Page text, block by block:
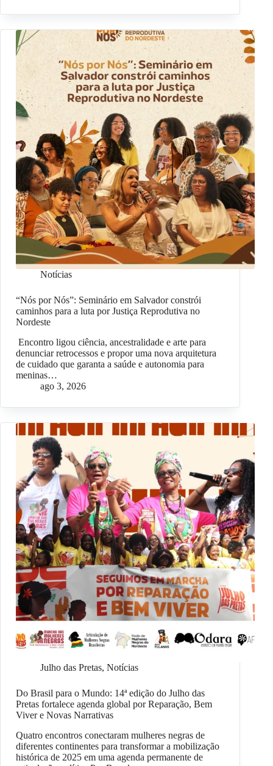
Notícias
“Nós por Nós”: Seminário em Salvador constrói
caminhos para a luta por Justiça Reprodutiva no
Nordeste
Encontro ligou ciência, ancestralidade e arte para
denunciar retrocessos e propor uma nova arquitetura
de cuidado que garanta a saúde e autonomia para
meninas…
ago 3, 2026
Julho das Pretas, Notícias
Do Brasil para o Mundo: 14ª edição do Julho das
Pretas fortalece agenda global por Reparação, Bem
Viver e Novas Narrativas
Quatro encontros conectaram mulheres negras de
diferentes continentes para transformar a mobilização
histórica de 2025 em uma agenda permanente de